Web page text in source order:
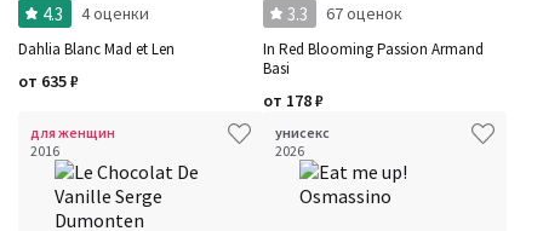
4.3 4 оценки
Dahlia Blanc Mad et Len
от 635₽
3.3 67 оценок
In Red Blooming Passion Armand
Basi
от 178₽
для женщин
2016
унисекс
2026